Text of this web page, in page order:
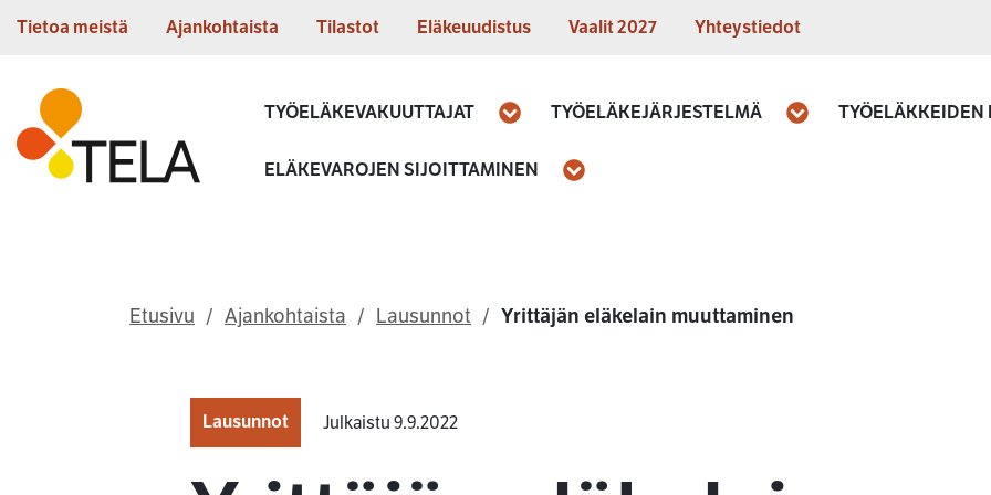
Siirry sisältöön
Tietoa meistä Ajankohtaista Tilastot Eläkeuudistus Vaalit 2027 Yhteystiedot
Etusivu
TYÖELÄKEVAKUUTTAJAT Avaa TYÖELÄKEJÄRJESTELMÄ Avaa TYÖELÄKKEIDEN
ELÄKEVAROJEN SIJOITTAMINEN Avaa
Etusivu Ajankohtaista Lausunnot Yrittäjän eläkelain muuttaminen
Lausunnot Julkaistu 9.9.2022